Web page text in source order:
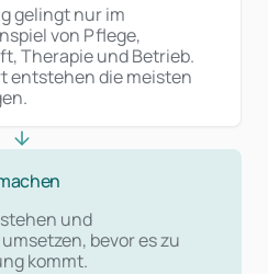
gelingt nur im
von Pflege,
Therapie und Betrieb.
entstehen die meisten
und
bevor es zu
kommt.